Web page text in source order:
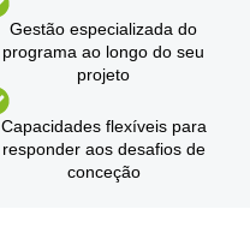
Gestão especializada do
programa ao longo do seu
projeto
Capacidades flexíveis para
responder aos desafios de
conceção